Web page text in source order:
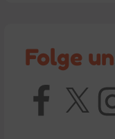
Folge
Facebook
X